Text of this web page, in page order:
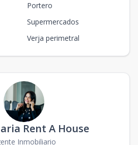
Portero
Supermercados
Verja perimetral
Rent A House
Inmobiliario